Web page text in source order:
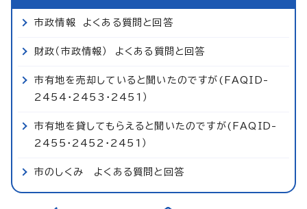
市政情報 よくある質問と回答
財政（市政情報） よくある質問と回答
市有地を売却していると聞いたのですが(FAQID-
2454・2453・2451）
市有地を貸してもらえると聞いたのですが(FAQID-
2455・2452・2451）
市のしくみ よくある質問と回答